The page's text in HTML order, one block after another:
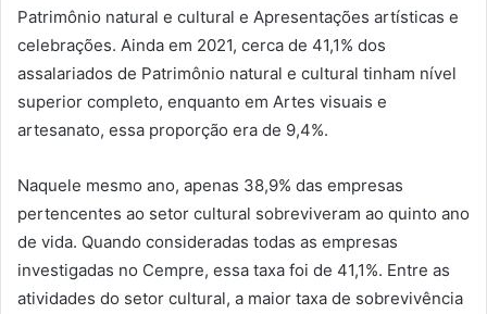
Patrimônio natural e cultural e Apresentações artísticas e
celebrações. Ainda em 2021, cerca de 41,1% dos
assalariados de Patrimônio natural e cultural tinham nível
superior completo, enquanto em Artes visuais e
artesanato, essa proporção era de 9,4%.
Naquele mesmo ano, apenas 38,9% das empresas
pertencentes ao setor cultural sobreviveram ao quinto ano
de vida. Quando consideradas todas as empresas
investigadas no Cempre, essa taxa foi de 41,1%. Entre as
atividades do setor cultural, a maior taxa de sobrevivência